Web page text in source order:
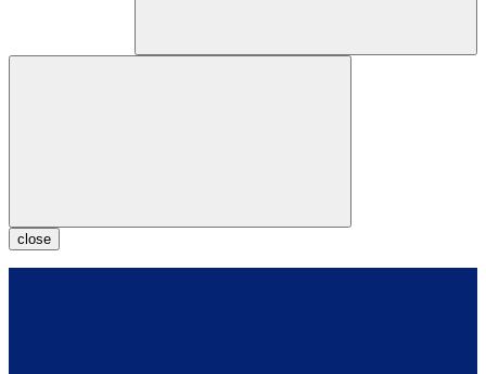
close